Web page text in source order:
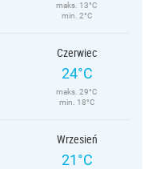
maks. 13°C
min. 2°C
Czerwiec
24°C
maks. 29°C
min. 18°C
Wrzesień
21°C